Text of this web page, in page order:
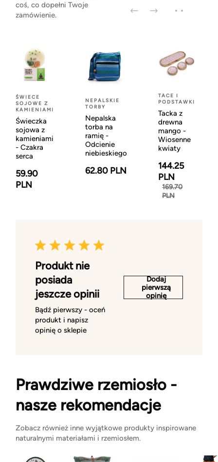
coś, co dopełni Twoje
zamówienie.
ŚWIECE
SOJOWE Z
KAMIENIAMI
Świeczka
sojowa z
kamieniami
- Czakra
serca
59.90
PLN
NEPALSKIE
TORBY
Nepalska
torba na
ramię -
Odcienie
niebieskiego
62.80 PLN
TACE I
PODSTAWKI
Tacka z
drewna
mango -
Wiosenne
kwiaty
144.25
PLN
169.70
PLN
Produkt nie
posiada
jeszcze opinii
Bądź pierwszy - oceń
produkt i napisz
opinię o sklepie
Dodaj
pierwszą
opinię
Prawdziwe rzemiosło -
nasze rekomendacje
Zobacz również inne wyjątkowe produkty inspirowane
naturalnymi materiałami i rzemiosłem.